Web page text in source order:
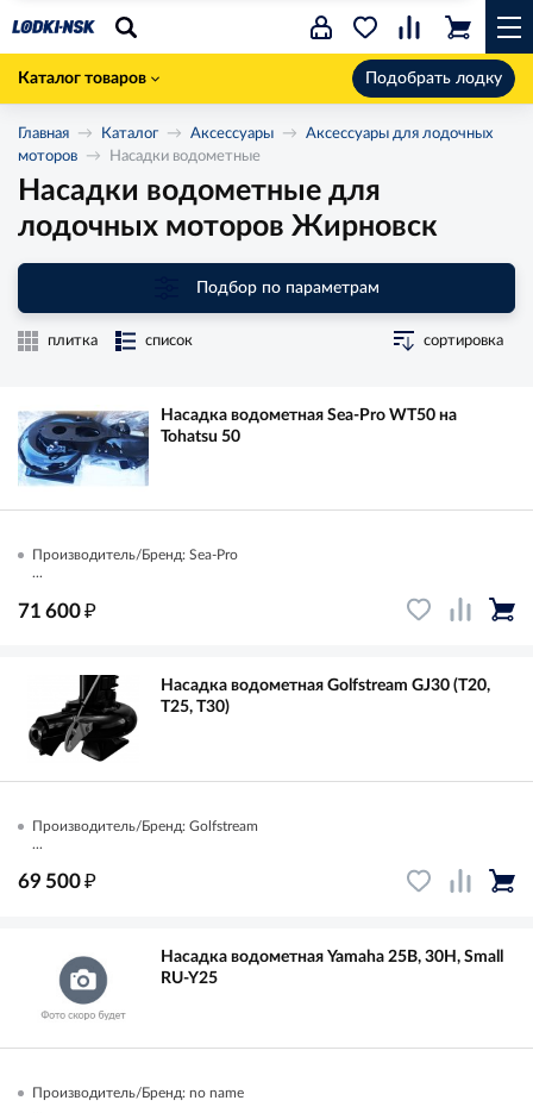
Каталог товаров Подобрать лодку
Главная Каталог Аксессуары
Аксессуары для лодочных
моторов
Насадки водометные
Насадки водометные для
лодочных моторов Жирновск
Подбор по параметрам
плитка список сортировка
Насадка водометная Sea-Pro WT50 на
Tohatsu 50
Производитель/Бренд: Sea-Pro
...
71 600₽
Насадка водометная Golfstream GJ30 (Т20,
Т25, Т30)
Производитель/Бренд: Golfstream
...
69 500₽
Насадка водометная Yamaha 25B, 30H, Small
RU-Y25
Производитель/Бренд: no name